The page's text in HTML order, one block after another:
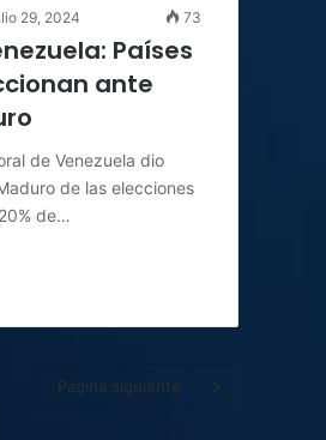
29, 2024 73
Países
ante
de Venezuela dio
de las elecciones
de…
Página siguiente